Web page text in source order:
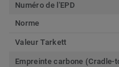
Numéro de l'EPD
Norme
Valeur Tarkett
Empreinte carbone (Cradle-